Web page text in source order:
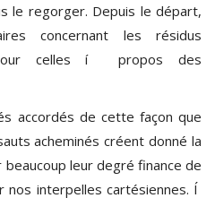
le regorger. Depuis le départ,
concernant les résidus
pour celles í propos des
accordés de cette façon que
acheminés créent donné la
leur degré finance de
nos interpelles cartésiennes. Í